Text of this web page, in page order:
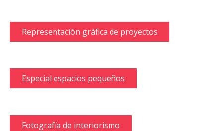
Representación gráfica de proyectos
Especial espacios pequeños
Fotografía de interiorismo